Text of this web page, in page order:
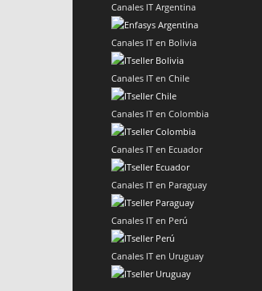
Canales IT Argentina
Canales IT en Bolivia
Canales IT en Chile
Canales IT en Colombia
Canales IT en Ecuador
Canales IT en Paraguay
Canales IT en Perú
Canales IT en Uruguay